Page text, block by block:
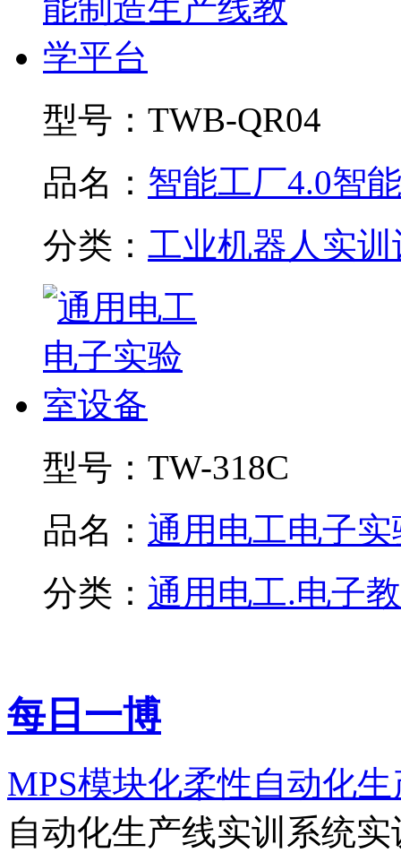
型号： TWB-QR04
品名： 智能工厂4.0智
分类： 工业机器人实训
型号： TW-318C
品名： 通用电工电子实
分类： 通用电工.电子
每日一博
MPS模块化柔性自动化
自动化生产线实训系统